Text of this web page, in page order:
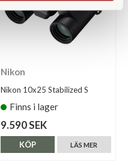
Nikon
Nikon 10x25 Stabilized S
Finns i lager
9.590 SEK
LÄS MER
KÖP